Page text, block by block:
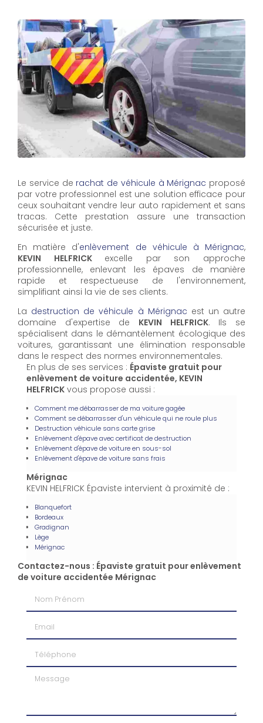
Le service de rachat de véhicule à Mérignac proposé
par votre professionnel est une solution efficace pour
ceux souhaitant vendre leur auto rapidement et sans
tracas. Cette prestation assure une transaction
sécurisée et juste.
En matière d'enlèvement de véhicule à Mérignac,
KEVIN HELFRICK excelle par son approche
professionnelle, enlevant les épaves de manière
rapide et respectueuse de l'environnement,
simplifiant ainsi la vie de ses clients.
La destruction de véhicule à Mérignac est un autre
domaine d'expertise de KEVIN HELFRICK. Ils se
spécialisent dans le démantèlement écologique des
voitures, garantissant une élimination responsable
dans le respect des normes environnementales.
En plus de ses services : Épaviste gratuit pour
enlèvement de voiture accidentée, KEVIN
HELFRICK vous propose aussi :
Comment me débarrasser de ma voiture gagée
Comment se débarrasser d'un véhicule qui ne roule plus
Destruction véhicule sans carte grise
Enlèvement d'épave avec certificat de destruction
Enlèvement d'épave de voiture en sous-sol
Enlèvement d'épave de voiture sans frais
Mérignac
KEVIN HELFRICK Épaviste intervient à proximité de :
Blanquefort
Bordeaux
Gradignan
Lège
Mérignac
Contactez-nous : Épaviste gratuit pour enlèvement
de voiture accidentée Mérignac
Message